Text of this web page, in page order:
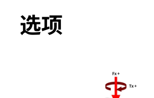
选项